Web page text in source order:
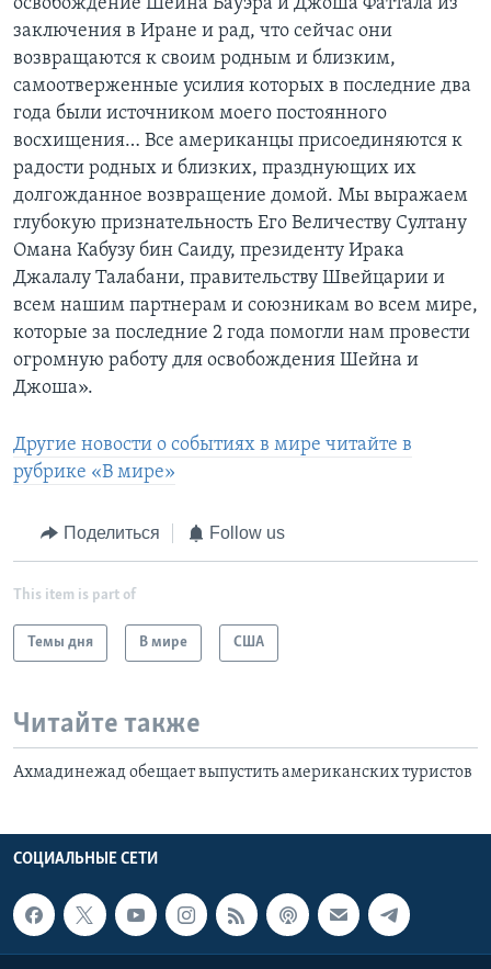
освобождение Шейна Бауэра и Джоша Фаттала из
заключения в Иране и рад, что сейчас они
возвращаются к своим родным и близким,
самоотверженные усилия которых в последние два
года были источником моего постоянного
восхищения… Все американцы присоединяются к
радости родных и близких, празднующих их
долгожданное возвращение домой. Мы выражаем
глубокую признательность Его Величеству Султану
Омана Кабузу бин Саиду, президенту Ирака
Джалалу Талабани, правительству Швейцарии и
всем нашим партнерам и союзникам во всем мире,
которые за последние 2 года помогли нам провести
огромную работу для освобождения Шейна и
Джоша».
Другие новости о событиях в мире читайте в
рубрике «В мире»
Поделиться Follow us
This item is part of
Темы дня В мире США
Читайте также
Ахмадинежад обещает выпустить американских туристов
СОЦИАЛЬНЫЕ СЕТИ